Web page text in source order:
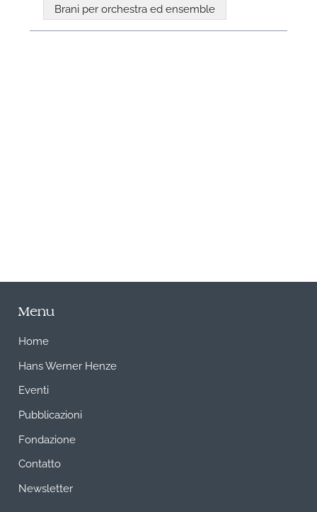
Brani per orchestra ed ensemble
Menu
Home
Hans Werner Henze
Eventi
Pubblicazioni
Fondazione
Contatto
Newsletter